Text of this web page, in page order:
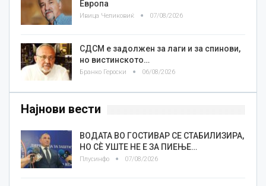
Европа
Ивица Челиковиќ 07/08/2026
СДСМ е задолжен за лаги и за спинови,
но вистинското…
Бранко Героски 06/08/2026
Најнови вести
ВОДАТА ВО ГОСТИВАР СЕ СТАБИЛИЗИРА,
НО СÈ УШТЕ НЕ Е ЗА ПИЕЊЕ…
Плусинфо 07/08/2026